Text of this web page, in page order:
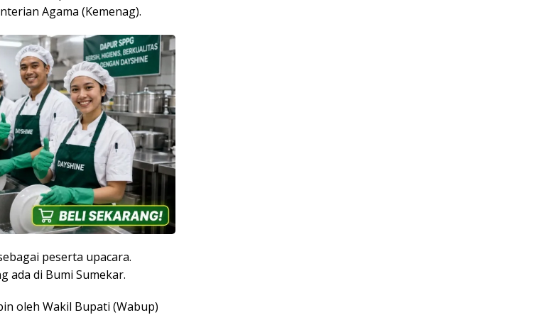
Agama (Kemenag).
peserta upacara.
ada di Bumi Sumekar.
oleh Wakil Bupati (Wabup)